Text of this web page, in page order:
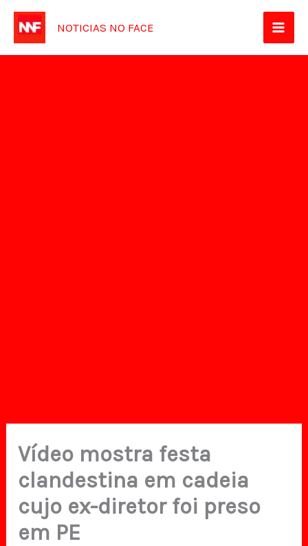
para
NOTICIAS NO FACE
Vídeo mostra festa
clandestina em cadeia
cujo ex-diretor foi preso
em PE